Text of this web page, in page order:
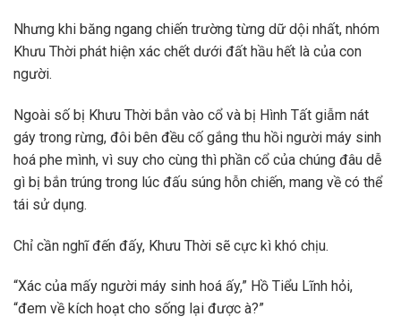
Nhưng khi băng ngang chiến trường từng dữ dội nhất, nhóm
Khưu Thời phát hiện xác chết dưới đất hầu hết là của con
người.
Ngoài số bị Khưu Thời bắn vào cổ và bị Hình Tất giẫm nát
gáy trong rừng, đôi bên đều cố gắng thu hồi người máy sinh
hoá phe mình, vì suy cho cùng thì phần cổ của chúng đâu dễ
gì bị bắn trúng trong lúc đấu súng hỗn chiến, mang về có thể
tái sử dụng.
Chỉ cần nghĩ đến đấy, Khưu Thời sẽ cực kì khó chịu.
“Xác của mấy người máy sinh hoá ấy,” Hồ Tiểu Lĩnh hỏi,
“đem về kích hoạt cho sống lại được à?”